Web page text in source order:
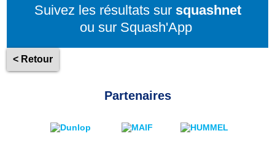
Suivez les résultats sur squashnet
ou sur Squash'App
< Retour
Partenaires